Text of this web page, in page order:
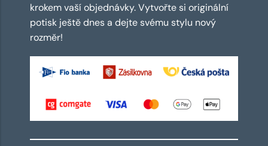
krokem vaší objednávky. Vytvořte si originální
potisk ještě dnes a dejte svému stylu nový
rozměr!